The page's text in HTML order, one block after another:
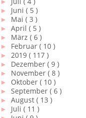
► Juni ( 5 )
► Mai ( 3 )
► April ( 5 )
► März ( 6 )
► Februar ( 10 )
► 2019 ( 117 )
► Dezember ( 9 )
► November ( 8 )
► Oktober ( 10 )
► September ( 6 )
► August ( 13 )
► Juli ( 11 )